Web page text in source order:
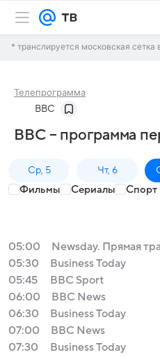
* транслируется московская сетка
Телепрограмма
BBC
BBC – программа
Ср, 5 Чт, 6
Фильмы Сериалы Спорт
05:00
Newsday. Прямая
05:30
Business Today
05:45
BBC Sport
06:00
BBC News
06:30
Business Today
07:00
BBC News
07:30
Business Today